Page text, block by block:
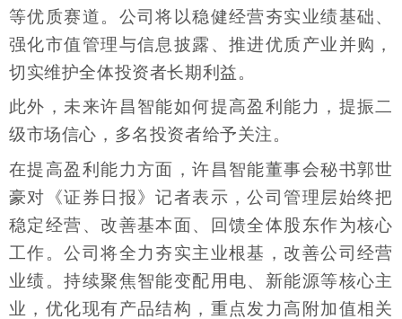
等优质赛道。公司将以稳健经营夯实业绩基础、
强化市值管理与信息披露、推进优质产业并购，
切实维护全体投资者长期利益。
此外，未来许昌智能如何提高盈利能力，提振二
级市场信心，多名投资者给予关注。
在提高盈利能力方面，许昌智能董事会秘书郭世
豪对《证券日报》记者表示，公司管理层始终把
稳定经营、改善基本面、回馈全体股东作为核心
工作。公司将全力夯实主业根基，改善公司经营
业绩。持续聚焦智能变配用电、新能源等核心主
业，优化现有产品结构，重点发力高附加值相关